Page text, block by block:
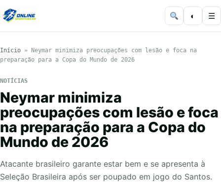
◐ ☰
Início »
Neymar minimiza preocupações com lesão e foca na
preparação para a Copa do Mundo de 2026
NOTÍCIAS
Neymar minimiza
preocupações com lesão e foca
na preparação para a Copa do
Mundo de 2026
Atacante brasileiro garante estar bem e se apresenta à
Seleção Brasileira após ser poupado em jogo do Santos.